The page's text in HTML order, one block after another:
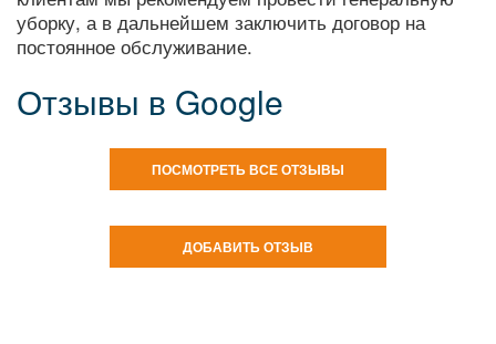
уборку, а в дальнейшем заключить договор на
постоянное обслуживание.
Отзывы в Google
ПОСМОТРЕТЬ ВСЕ ОТЗЫВЫ
ДОБАВИТЬ ОТЗЫВ